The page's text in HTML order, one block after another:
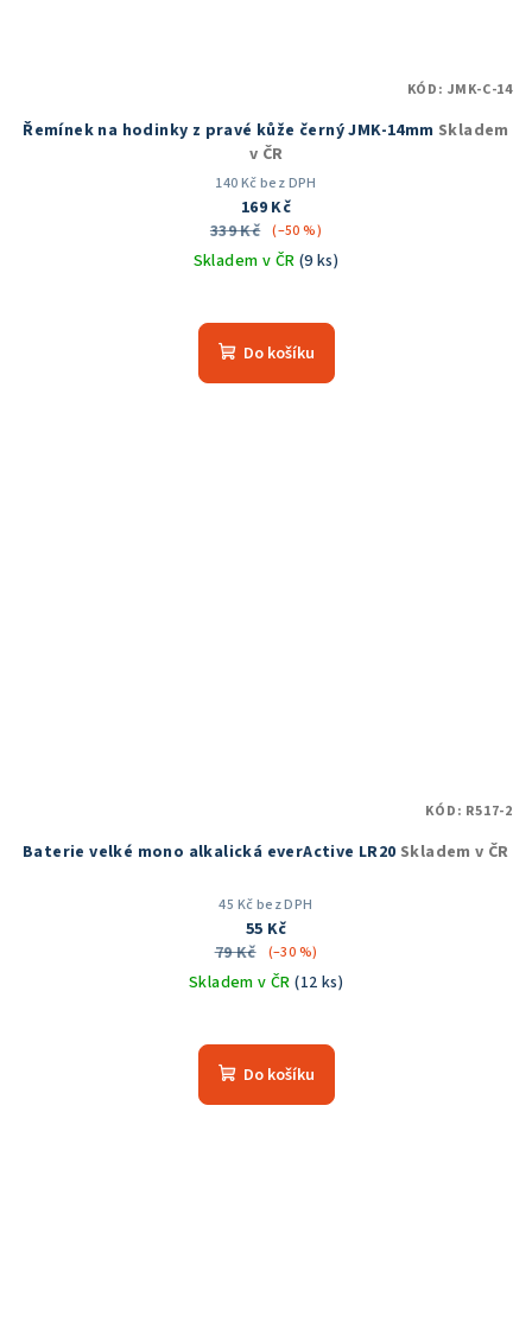
Řemínek na hodinky z pravé kůže černý JMK-14mm Skladem
v ČR
140 Kč bez DPH
169 Kč
339 Kč (–50 %)
Skladem v ČR (9 ks)
Do košíku
KÓD: JMK-C-14
Baterie velké mono alkalická everActive LR20 Skladem v ČR
45 Kč bez DPH
55 Kč
79 Kč
(–30 %)
Skladem v ČR(12 ks)
Do košíku
KÓD: R517-2